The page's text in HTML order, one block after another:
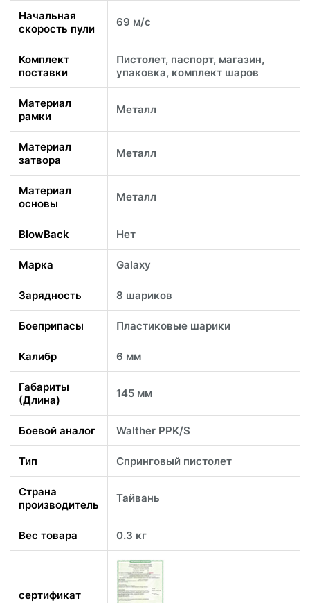
Начальная
скорость пули
69 м/с
Комплект
поставки
Пистолет, паспорт, магазин,
упаковка, комплект шаров
Материал
рамки
Металл
Материал
затвора
Металл
Материал
основы
Металл
BlowBack Нет
Марка Galaxy
Зарядность 8 шариков
Боеприпасы Пластиковые шарики
Калибр 6 мм
Габариты
(Длина)
145 мм
Боевой аналог Walther PPK/S
Тип Спринговый пистолет
Страна
производитель
Тайвань
Вес товара 0.3 кг
сертификат